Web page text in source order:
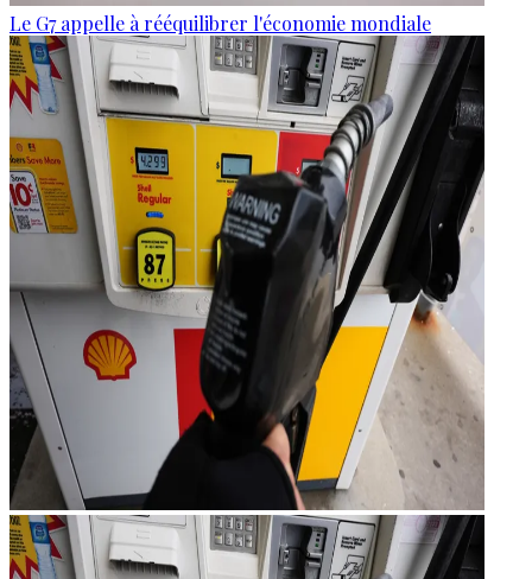
Le G7 appelle à rééquilibrer l'économie mondiale